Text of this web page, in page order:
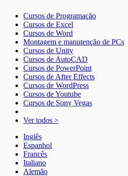
Cursos de Programação
Cursos de Excel
Cursos de Word
Montagem e manutenção de PCs
Cursos de Unity
Cursos de AutoCAD
Cursos de PowerPoint
Cursos de After Effects
Cursos de WordPress
Cursos de Youtube
Cursos de Sony Vegas
Ver todos >
Inglês
Espanhol
Francês
Italiano
Alemão